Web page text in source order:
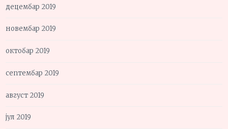
децембар 2019
новембар 2019
октобар 2019
септембар 2019
август 2019
јул 2019